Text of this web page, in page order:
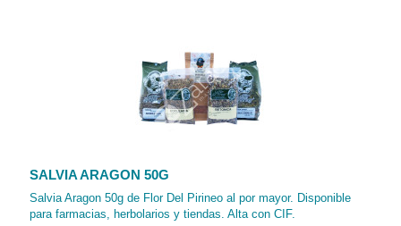
SALVIA ARAGON 50G
Salvia Aragon 50g de Flor Del Pirineo al por mayor. Disponible
para farmacias, herbolarios y tiendas. Alta con CIF.